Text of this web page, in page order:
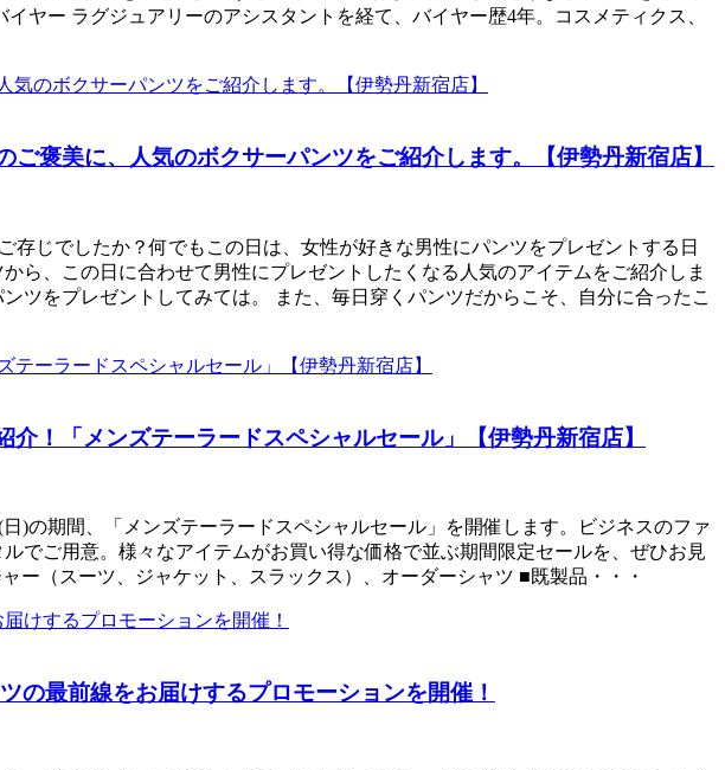
ヤー ラグジュアリーのアシスタントを経て、バイヤー歴4年。コスメティクス、
褒美に、人気のボクサーパンツをご紹介します。【伊勢丹新宿店】
じでしたか？何でもこの日は、女性が好きな男性にパンツをプレゼントする日
ら、この日に合わせて男性にプレゼントしたくなる人気のアイテムをご紹介しま
ツをプレゼントしてみては。 また、毎日穿くパンツだからこそ、自分に合ったこ
！「メンズテーラードスペシャルセール」【伊勢丹新宿店】
)の期間、「メンズテーラードスペシャルセール」を開催します。ビジネスのファ
でご用意。様々なアイテムがお買い得な価格で並ぶ期間限定セールを、ぜひお見
（スーツ、ジャケット、スラックス）、オーダーシャツ ■既製品・・・
の最前線をお届けするプロモーションを開催！